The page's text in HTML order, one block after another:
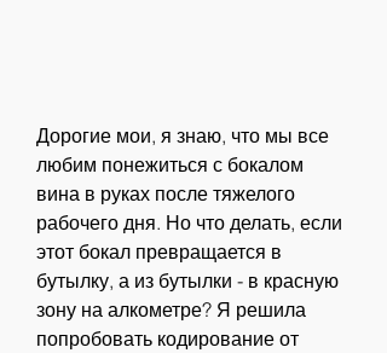
Дорогие мои, я знаю, что мы все
любим понежиться с бокалом
вина в руках после тяжелого
рабочего дня. Но что делать, если
этот бокал превращается в
бутылку, а из бутылки - в красную
зону на алкометре? Я решила
попробовать кодирование от